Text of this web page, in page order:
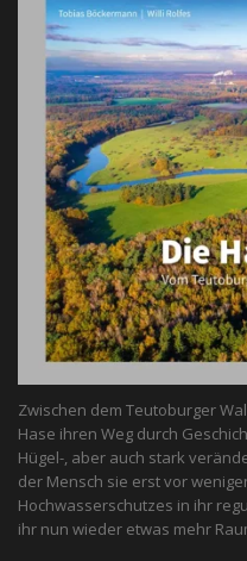
Zwischen dem Teutoburger
Hase ihren Weg durch
Hügel-, aber auch stark
der Mensch sie erst vor
Hochwasserschutzes in ihr
ihr nun wieder etwas mehr